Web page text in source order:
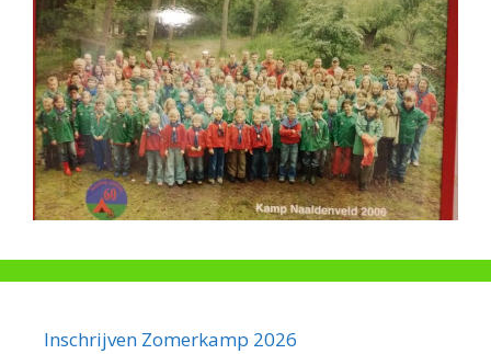
Inschrijven Zomerkamp 2026